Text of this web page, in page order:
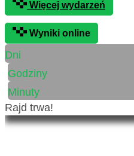
Więcej wydarzeń
Wyniki online
Dni
Godziny
Minuty
Rajd trwa!